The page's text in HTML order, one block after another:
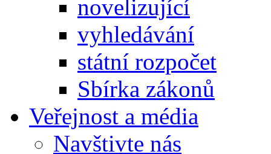
novelizující
vyhledávání
státní rozpočet
Sbírka zákonů
Veřejnost a média
Navštivte nás